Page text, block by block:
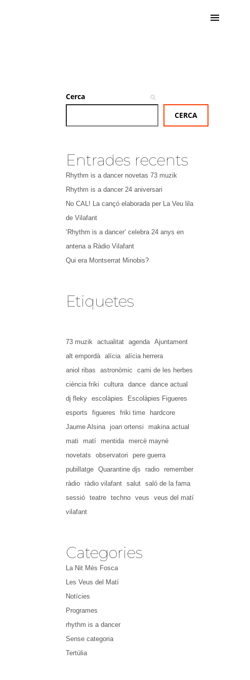
Cerca
CERCA
Entrades recents
Rhythm is a dancer novetas 73 muzik
Rhythm is a dancer 24 aniversari
No CAL! La cançó elaborada per La Veu lila
de Vilafant
‘Rhythm is a dancer’ celebra 24 anys en
antena a Ràdio Vilafant
Qui era Montserrat Minobis?
Etiquetes
73 muzik actualitat agenda
Ajuntament
alt empordà
alícia
alícia herrera
aniol ribas
astronòmic
cami de les herbes
ciència friki
cultura dance
dance actual
dj fleky
escolàpies
Escolàpies Figueres
esports
figueres friki time
hardcore
Jaume Alsina
joan ortensi
makina actual
mati
matí mentida
mercè mayné
novetats
observatori
pere guerra
pubillatge
Quarantine djs radio
remember
ràdio
ràdio vilafant salut
saló de la fama
sessió
teatre techno veus
veus del matí
vilafant
Categories
La Nit Més Fosca
Les Veus del Matí
Notícies
Programes
rhythm is a dancer
Sense categoria
Tertúlia